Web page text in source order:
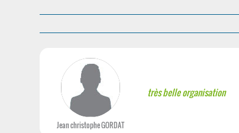
Jean christophe GORDAT
très belle organisation